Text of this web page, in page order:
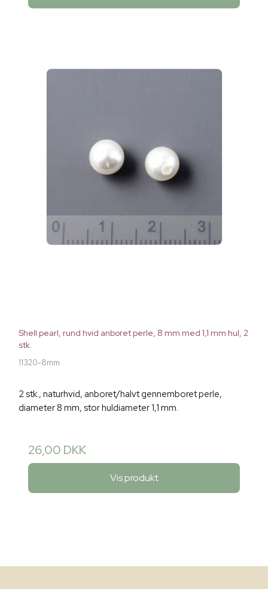
Shell pearl, rund hvid anboret perle, 8 mm med 1,1 mm hul, 2
stk.
11320-8mm
2 stk., naturhvid, anboret/halvt gennemboret perle,
diameter 8 mm, stor huldiameter 1,1 mm.
26,00 DKK
Vis produkt